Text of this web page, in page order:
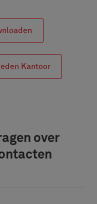
Kantoor
over